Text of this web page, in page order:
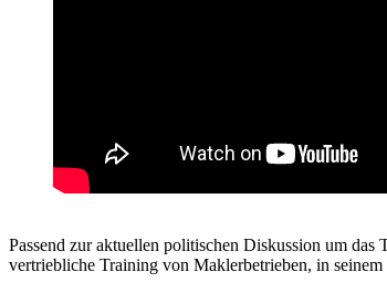
Passend zur aktuellen politischen Diskussion um
vertriebliche Training von Maklerbetrieben, in